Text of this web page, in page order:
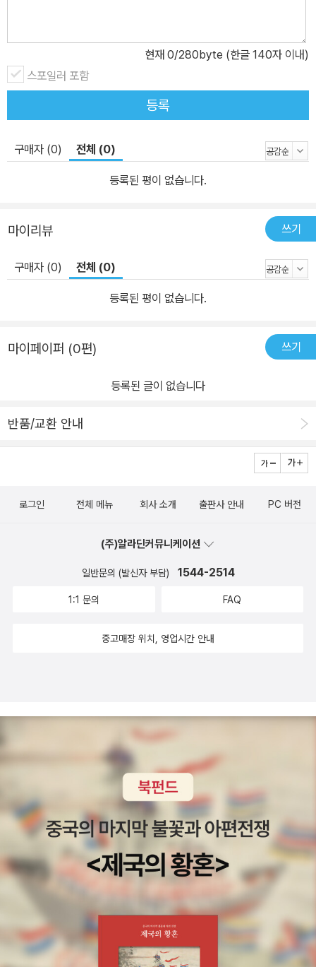
현재 0/280byte (한글 140자 이내)
스포일러 포함
등록
구매자 (0) 전체 (0)
등록된 평이 없습니다.
마이리뷰 쓰기
구매자 (0) 전체 (0)
등록된 평이 없습니다.
마이페이퍼 (0편) 쓰기
등록된 글이 없습니다
반품/교환 안내
로그인 전체 메뉴 회사 소개 출판사 안내 PC 버전
(주)알라딘커뮤니케이션
일반문의 (발신자 부담) 1544-2514
1:1 문의 FAQ
중고매장 위치, 영업시간 안내